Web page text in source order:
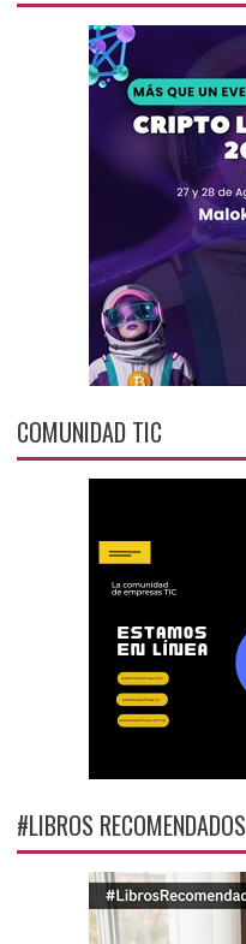
COMUNIDAD TIC
#LIBROS RECOMENDADOS